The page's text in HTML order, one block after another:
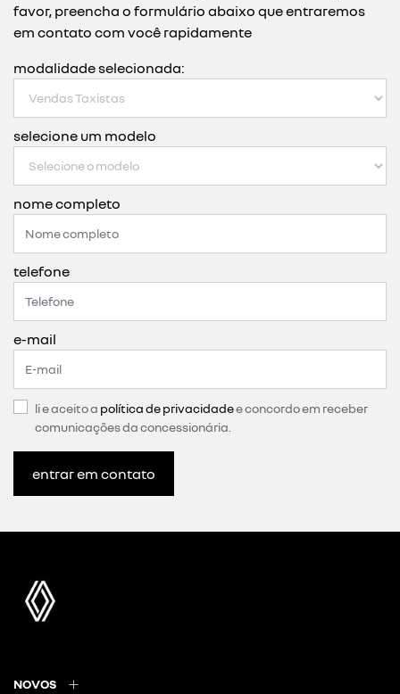
favor, preencha o formulário abaixo que entraremos
em contato com você rapidamente
modalidade selecionada:
selecione um modelo
nome completo
telefone
e-mail
li e aceito a política de privacidadee concordo em receber
comunicações da concessionária.
entrar em contato
NOVOS